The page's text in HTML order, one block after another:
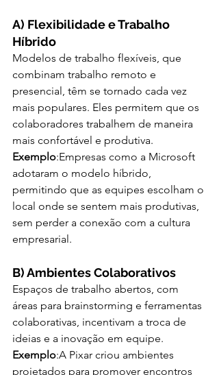
A) Flexibilidade e Trabalho
Híbrido
Modelos de trabalho flexíveis, que
combinam trabalho remoto e
presencial, têm se tornado cada vez
mais populares. Eles permitem que os
colaboradores trabalhem de maneira
mais confortável e produtiva.
Exemplo:Empresas como a Microsoft
adotaram o modelo híbrido,
permitindo que as equipes escolham o
local onde se sentem mais produtivas,
sem perder a conexão com a cultura
empresarial.
B) Ambientes Colaborativos
Espaços de trabalho abertos, com
áreas para brainstorming e ferramentas
colaborativas, incentivam a troca de
ideias e a inovação em equipe.
Exemplo:A Pixar criou ambientes
projetados para promover encontros